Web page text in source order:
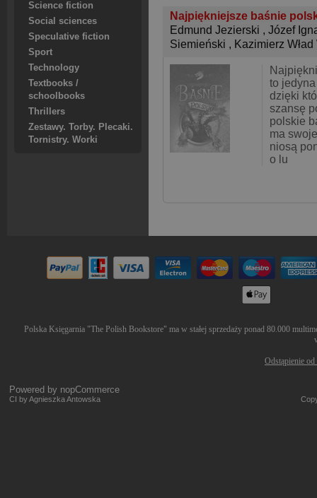
Science fiction
Social sciences
Speculative fiction
Sport
Technology
Textbooks /
schoolbooks
Thrillers
Zestawy. Torby. Plecaki.
Tornistry. Worki
Najpiękniejsze baśnie
Edmund Jezierski , Józef
Siemieński , Kazimierz
to
dzięki
szansę
polskie
ma
niosą
o lu
Polska Księgarnia "The Polish Bookstore" ma w stałej sprzedaży ponad 80.000
Odstąpienie
Powered by nopCommerce
CI by Agnieszka Antowska